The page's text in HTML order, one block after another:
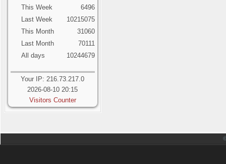
This Week
Last Week
This Month
Last Month
All days
6496
10215075
31060
70111
10244679
Your IP: 216.73.217.0
2026-08-10 20:15
Visitors Counter